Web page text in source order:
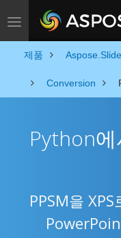
Toggle navigation
제품
Conversion
Python에
PPSM을